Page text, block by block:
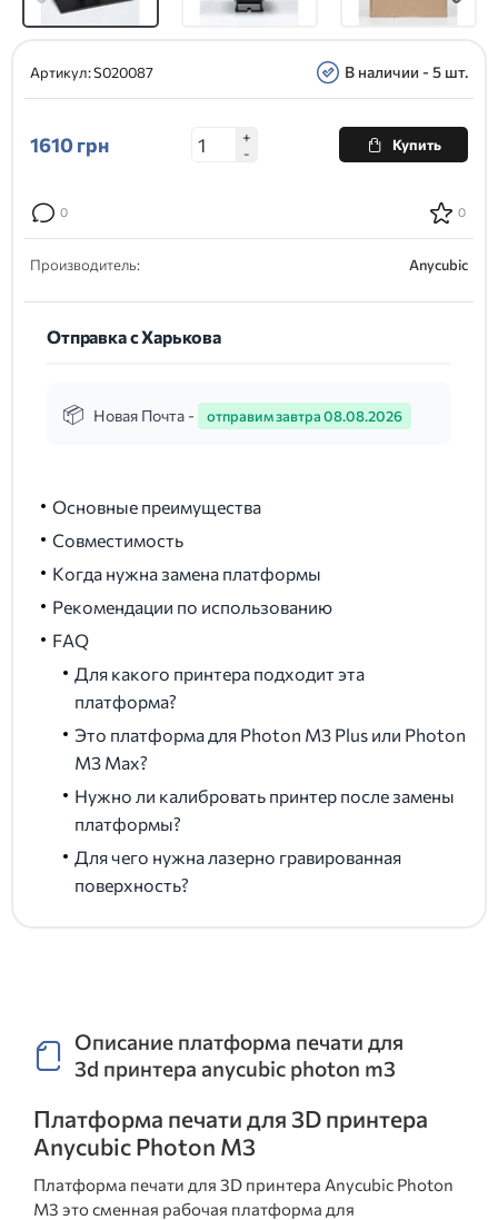
Артикул:S020087 В наличии - 5 шт.
1610грн
+
-
Купить
0 0
Производитель: Anycubic
Отправка с Харькова
Новая Почта - отправим завтра 08.08.2026
Основные преимущества
Совместимость
Когда нужна замена платформы
Рекомендации по использованию
FAQ
Для какого принтера подходит эта
платформа?
Это платформа для Photon M3 Plus или Photon
M3 Max?
Нужно ли калибровать принтер после замены
платформы?
Для чего нужна лазерно гравированная
поверхность?
Описание платформа печати для
3d принтера anycubic photon m3
Платформа печати для 3D принтера
Anycubic Photon M3
Платформа печати для 3D принтера Anycubic Photon
M3 это сменная рабочая платформа для